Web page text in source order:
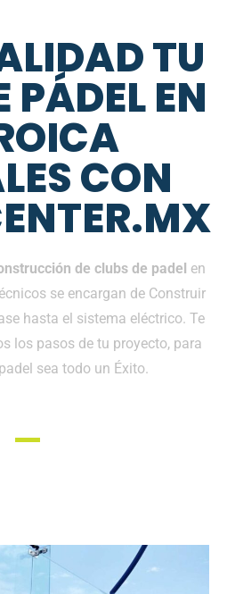
TU
PÁDEL EN
CON
de clubs de padel en
se encargan de Construir
hasta el sistema eléctrico. Te
los pasos de tu proyecto, para
sea todo un Éxito.